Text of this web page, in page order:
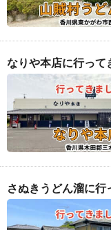
なりや本店に行っ
さぬきうどん溜に